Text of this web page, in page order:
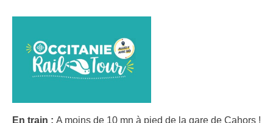
En train : A moins de 10 mn à pied de la gare de Cahors !